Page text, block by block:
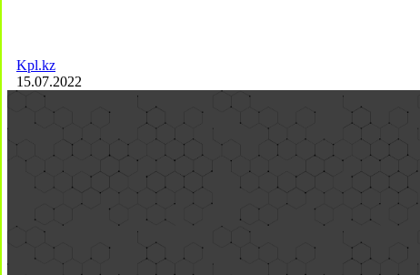
Kpl.kz
15.07.2022